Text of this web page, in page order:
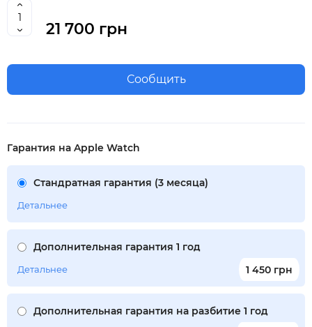
21 700 грн
Сообщить
Гарантия на Apple Watch
Стандратная гарантия (3 месяца)
Детальнее
Дополнительная гарантия 1 год
1 450 грн
Детальнее
Дополнительная гарантия на разбитие 1 год